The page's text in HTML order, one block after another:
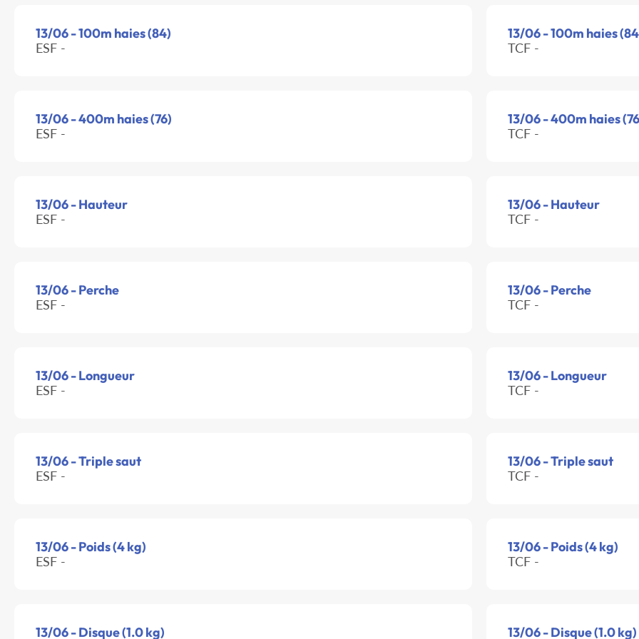
13/06 - 100m haies (84)
ESF -
13/06 - 100m haies
TCF -
13/06 - 400m haies (76)
ESF -
13/06 - 400m haies
TCF -
13/06 - Hauteur
ESF -
13/06 - Hauteur
TCF -
13/06 - Perche
ESF -
13/06 - Perche
TCF -
13/06 - Longueur
ESF -
13/06 - Longueur
TCF -
13/06 - Triple saut
ESF -
13/06 - Triple saut
TCF -
13/06 - Poids (4 kg)
ESF -
13/06 - Poids (4 kg)
TCF -
13/06 - Disque (1.0 kg) 13/06 - Disque (1.0 kg)